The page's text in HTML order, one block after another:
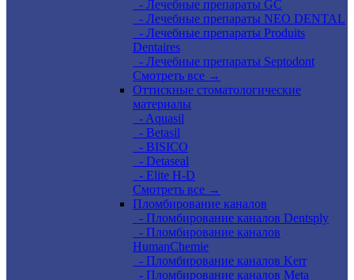
- Лечебные препараты GC
- Лечебные препараты NEO DENTAL
- Лечебные препараты Produits
Dentaires
- Лечебные препараты Septodont
Смотреть все →
Оттискные стоматологические
материалы
- Aquasil
- Betasil
- BISICO
- Detaseal
- Elite H-D
Смотреть все →
Пломбирование каналов
- Пломбирование каналов Dentsply
- Пломбирование каналов
HumanChemie
- Пломбирование каналов Kerr
- Пломбирование каналов Meta